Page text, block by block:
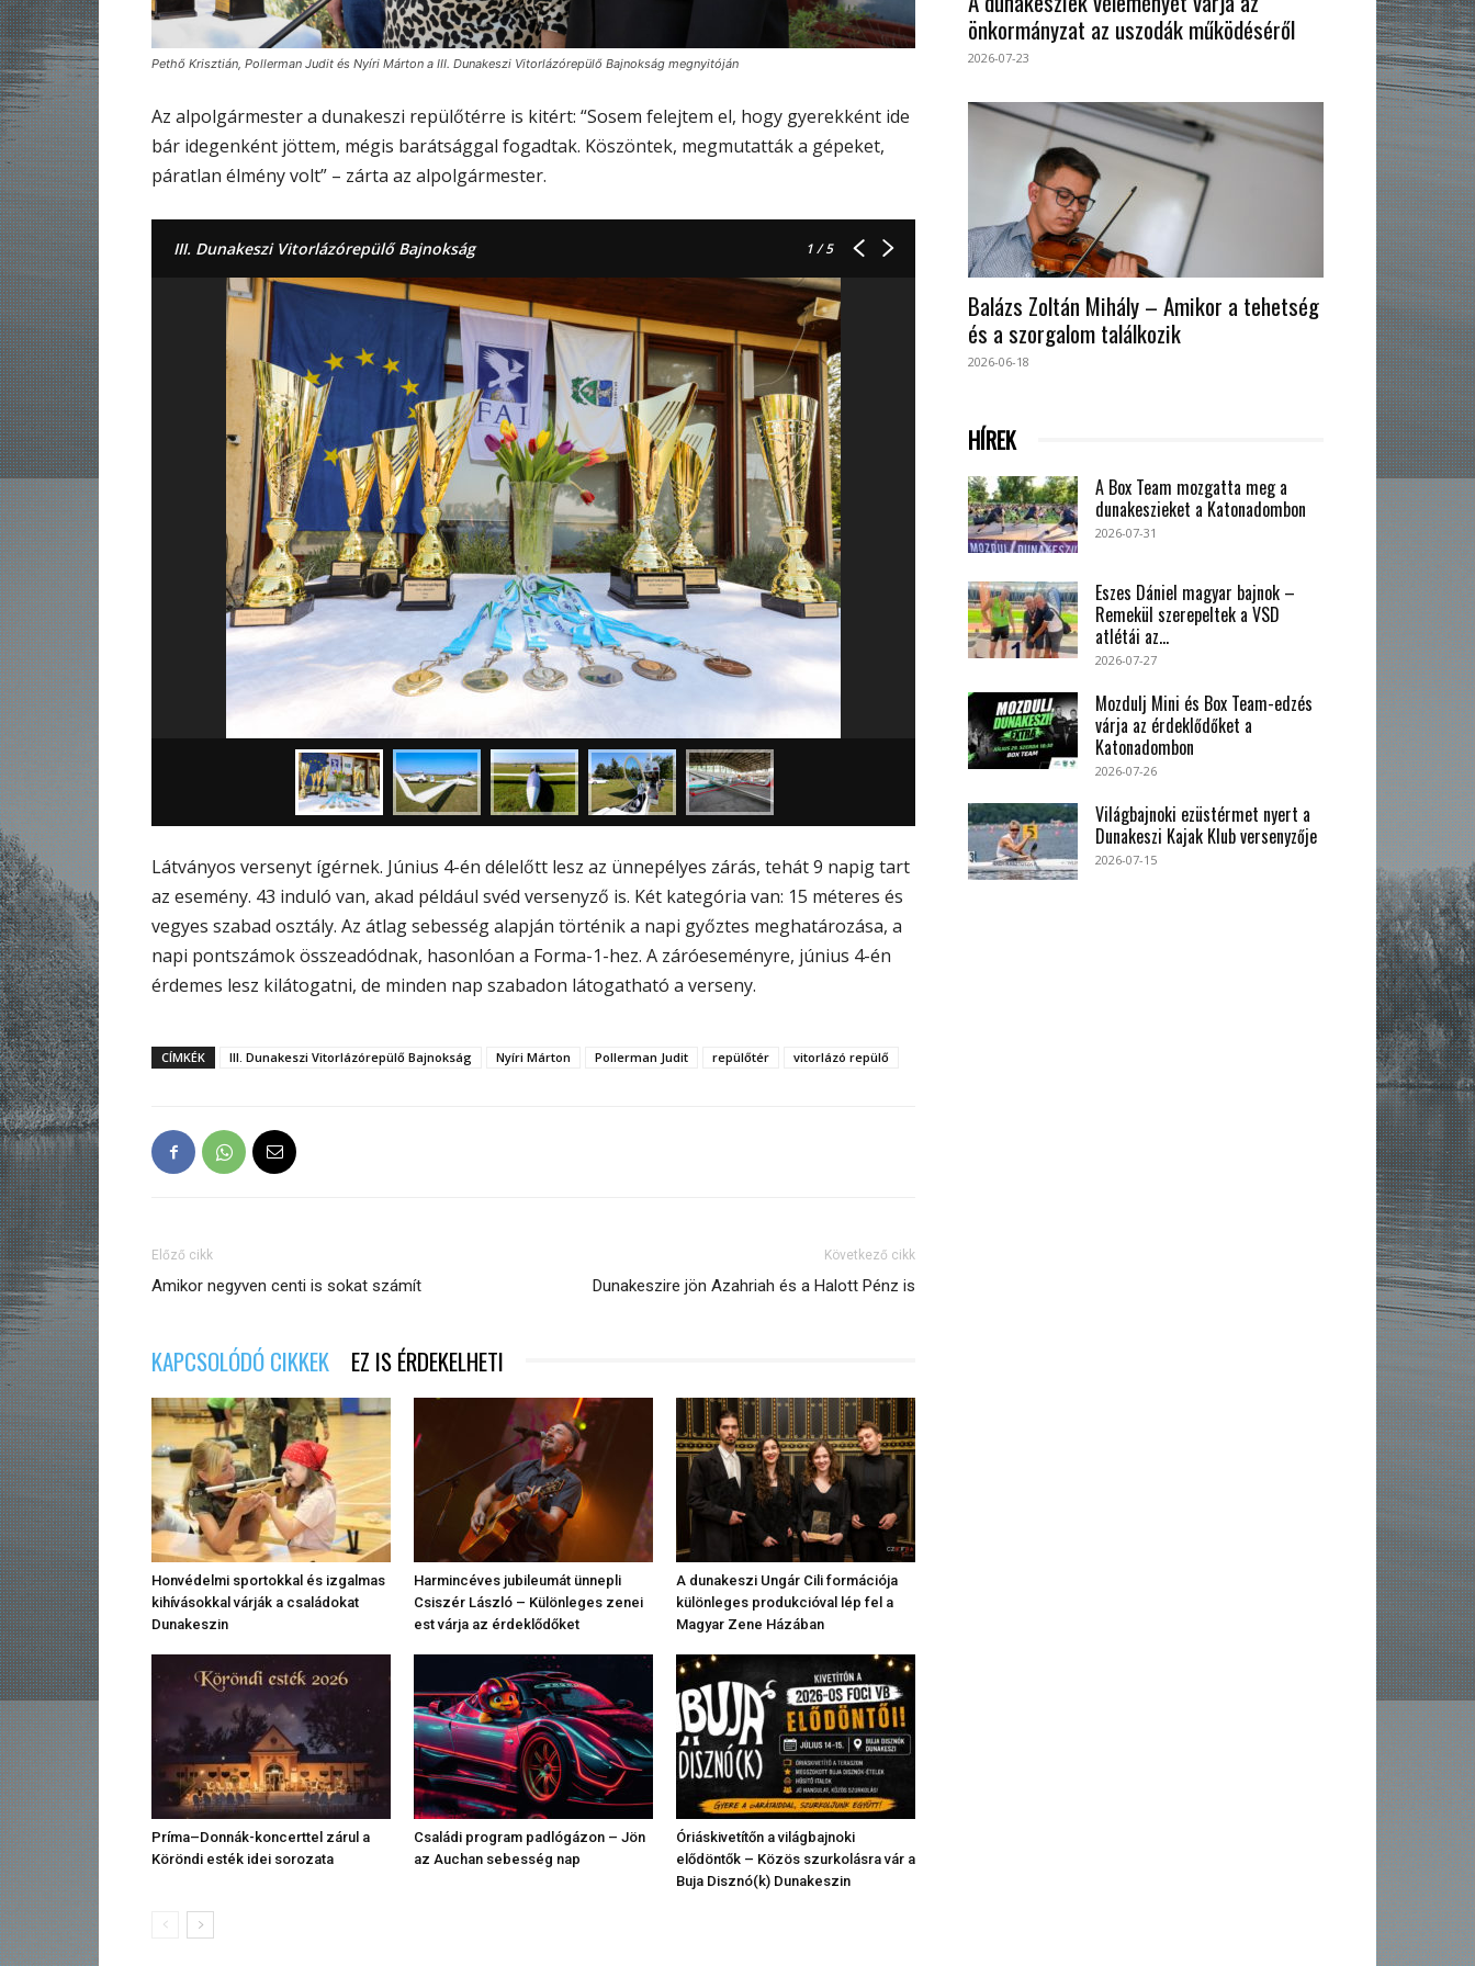
Pethő Krisztián, Pollerman Judit és Nyíri Márton a III. Dunakeszi Vitorlázórepülő Bajnokság megnyitóján
Az alpolgármester a dunakeszi repülőtérre is kitért: “Sosem felejtem el, hogy gyerekként ide
bár idegenként jöttem, mégis barátsággal fogadtak. Köszöntek, megmutatták a gépeket,
páratlan élmény volt” – zárta az alpolgármester.
III. Dunakeszi Vitorlázórepülő Bajnokság 1/ 5
Látványos versenyt ígérnek. Június 4-én délelőtt lesz az ünnepélyes zárás, tehát 9 napig tart
az esemény. 43 induló van, akad például svéd versenyző is. Két kategória van: 15 méteres és
vegyes szabad osztály. Az átlag sebesség alapján történik a napi győztes meghatározása, a
napi pontszámok összeadódnak, hasonlóan a Forma-1-hez. A záróeseményre, június 4-én
érdemes lesz kilátogatni, de minden nap szabadon látogatható a verseny.
CÍMKÉK III. Dunakeszi Vitorlázórepülő Bajnokság Nyíri Márton Pollerman Judit repülőtér vitorlázó repülő
Előző cikk
Amikor negyven centi is sokat számít
Következő cikk
Dunakeszire jön Azahriah és a Halott Pénz is
KAPCSOLÓDÓ CIKKEK EZ IS ÉRDEKELHETI
Honvédelmi sportokkal és izgalmas
kihívásokkal várják a családokat
Dunakeszin
Harmincéves jubileumát ünnepli
Csiszér László – Különleges zenei
est várja az érdeklődőket
A dunakeszi Ungár Cili formációja
különleges produkcióval lép fel a
Magyar Zene Házában
Príma–Donnák-koncerttel zárul a
Köröndi esték idei sorozata
Családi program padlógázon – Jön
az Auchan sebesség nap
Óriáskivetítőn a világbajnoki
elődöntők – Közös szurkolásra vár a
Buja Disznó(k) Dunakeszin
önkormányzat az uszodák működéséről
2026-07-23
Balázs Zoltán Mihály – Amikor a tehetség
és a szorgalom találkozik
2026-06-18
HÍREK
A Box Team mozgatta meg a
dunakeszieket a Katonadombon
2026-07-31
Eszes Dániel magyar bajnok –
Remekül szerepeltek a VSD
atlétái az...
2026-07-27
Mozdulj Mini és Box Team-edzés
várja az érdeklődőket a
Katonadombon
2026-07-26
Világbajnoki ezüstérmet nyert a
Dunakeszi Kajak Klub versenyzője
2026-07-15